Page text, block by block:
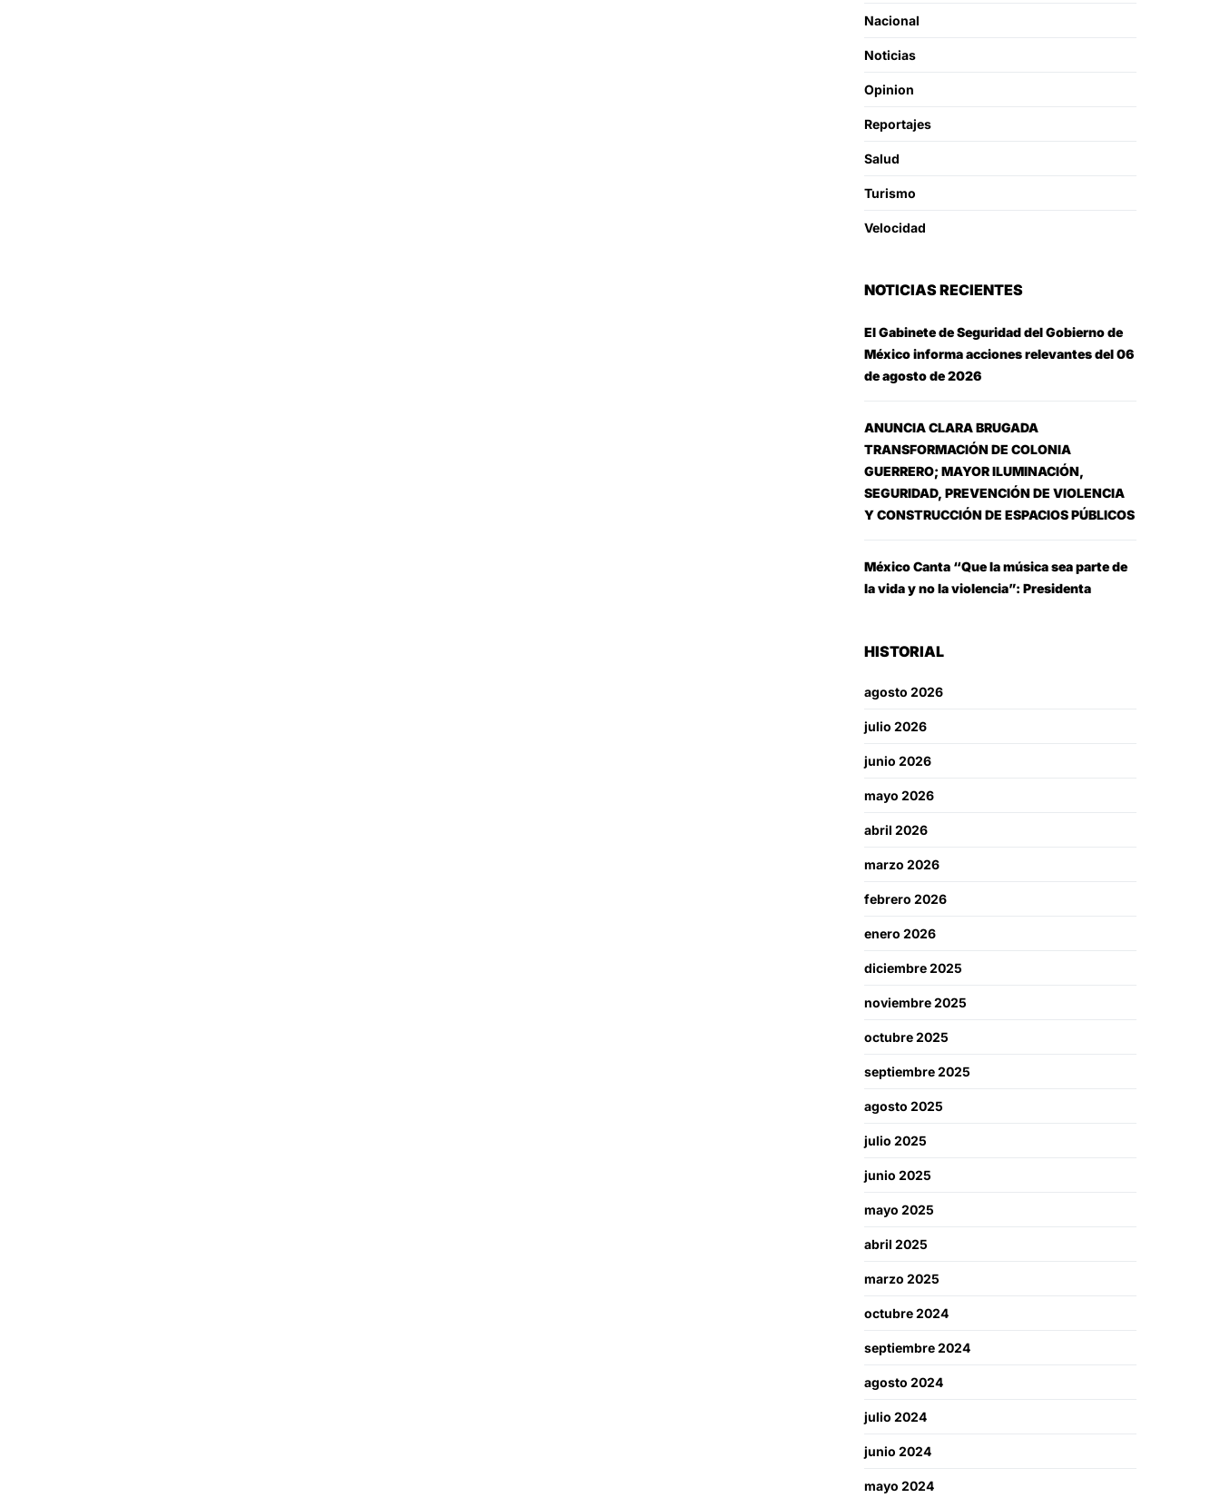
Nacional
Noticias
Opinion
Reportajes
Salud
Turismo
Velocidad
NOTICIAS RECIENTES
El Gabinete de Seguridad del Gobierno de
México informa acciones relevantes del 06
de agosto de 2026
ANUNCIA CLARA BRUGADA
TRANSFORMACIÓN DE COLONIA
GUERRERO; MAYOR ILUMINACIÓN,
SEGURIDAD, PREVENCIÓN DE VIOLENCIA
Y CONSTRUCCIÓN DE ESPACIOS PÚBLICOS
México Canta “Que la música sea parte de
la vida y no la violencia”: Presidenta
HISTORIAL
agosto 2026
julio 2026
junio 2026
mayo 2026
abril 2026
marzo 2026
febrero 2026
enero 2026
diciembre 2025
noviembre 2025
octubre 2025
septiembre 2025
agosto 2025
julio 2025
junio 2025
mayo 2025
abril 2025
marzo 2025
octubre 2024
septiembre 2024
agosto 2024
julio 2024
junio 2024
mayo 2024